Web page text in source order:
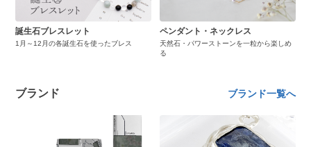
誕生石ブレスレット
1月～12月の各誕生石を使ったブレス
ペンダント・ネックレス
天然石・パワーストーンを一粒から楽しめ
る
ブランド ブランド一覧へ